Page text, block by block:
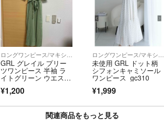
ロングワンピース/マキシワンピース
GRL グレイル プリー
ツワンピース 半袖 ラ
イトグリーン ウエスト
¥1,200
ロングワンピース/マキシワンピース
未使用 GRL ドット柄
シフォンキャミソール
ワンピース gc310
¥1,999
関連商品をもっと見る